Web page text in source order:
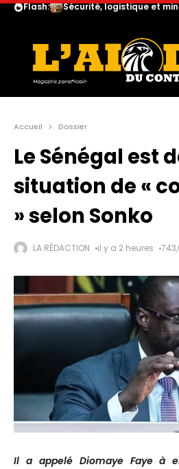
Flash: Sécurité, logistique et
Accueil Dossier
Le Sénégal est
situation de «
» selon Sonko
LA RÉDACTION il y a 2 heures
Il a appelé Diomaye Faye à